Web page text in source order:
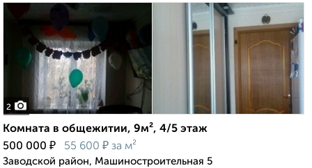
2
Комната в общежитии, 9м², 4/5 этаж
500 000 ₽ 55 600 ₽ за м²
Заводской район, Машиностроительная 5